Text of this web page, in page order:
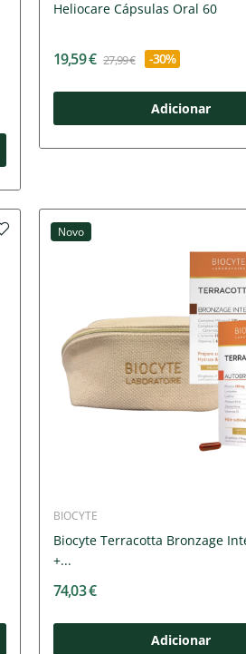
Heliocare Cápsulas Oral 60
19,59 € 27,99 € -30%
Adicionar
Novo
BIOCYTE
Biocyte Terracotta Bronzage
+...
74,03 €
Adicionar